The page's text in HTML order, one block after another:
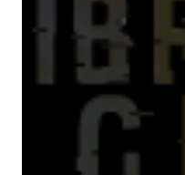
Pirati di Orlando. Mi feci
bambini dell'asilo. Non fu
era inserirmi fra i
statura sovrastavo tutti
un pelo non entrai nella